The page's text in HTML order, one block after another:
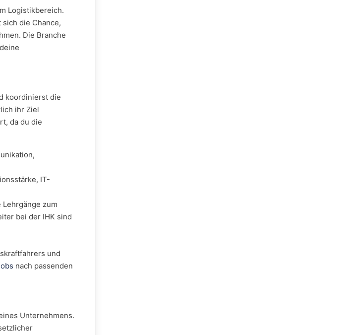
Logistikbereich.
die Chance,
Die Branche
koordinierst die
ihr Ziel
da du die
IT-
zum
bei der IHK sind
und
nach passenden
Unternehmens.